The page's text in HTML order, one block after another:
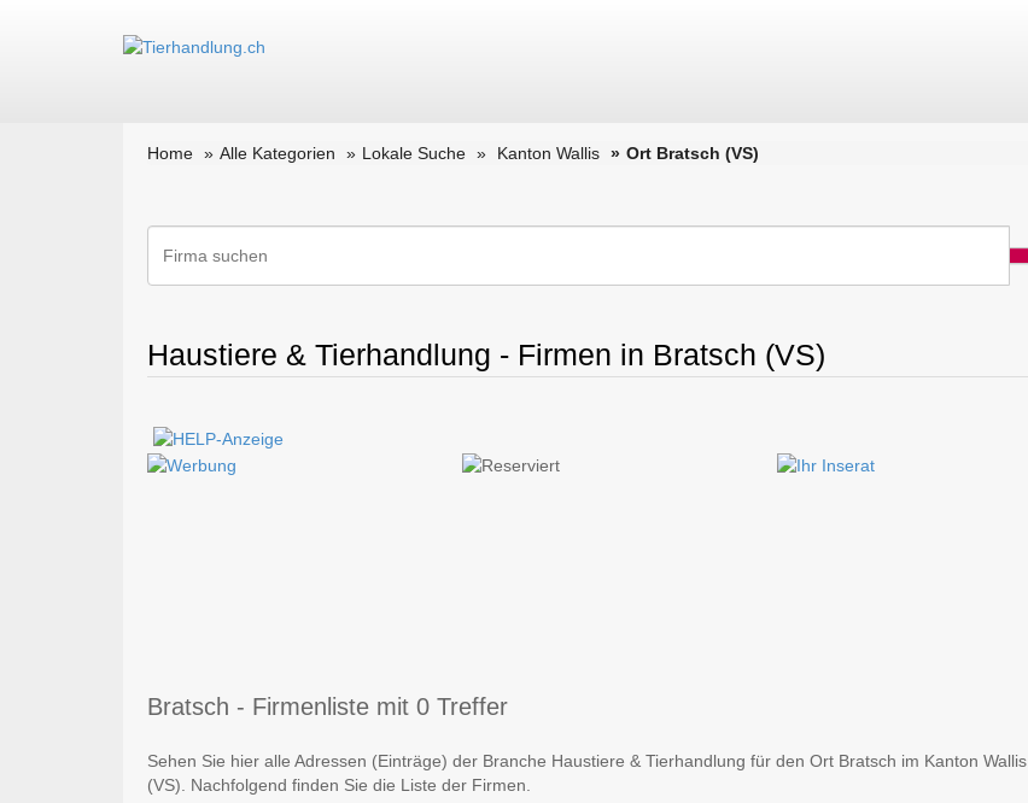
Home Alle Kategorien Lokale Suche Kanton Wallis Ort Bratsch (VS)
Haustiere & Tierhandlung - Firmen in Bratsch (VS)
Bratsch - Firmenliste mit 0 Treffer
Sehen Sie hier alle Adressen (Einträge) der Branche Haustiere & Tierhandlung für den Ort Bratsch im Kanton Wallis
(VS). Nachfolgend finden Sie die Liste der Firmen.